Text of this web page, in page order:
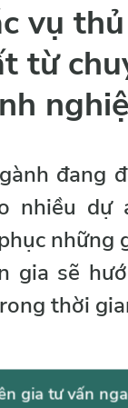
vụ
từ
đang
nhiều dự
gia sẽ
thời
gia tư vấn